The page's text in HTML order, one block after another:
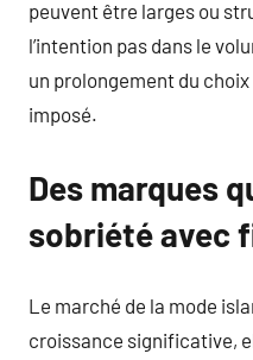
peuvent être larges ou
l’intention pas dans le
un prolongement du
imposé.
Des marques
sobriété avec
Le marché de la mode
croissance significative,